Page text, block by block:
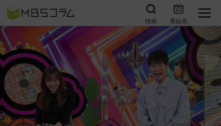
検索 番組表
番組コラムから探す
日曜日の初耳学 復習編 エンタメMBS
3分で読める！『ザ・リー
ダー』たちの泣き笑い
もう一度楽しむプレバト
サタプラ ～気になる情
報をちょこっとプラス～
所さんお届けモノです！
の気になるトコロ